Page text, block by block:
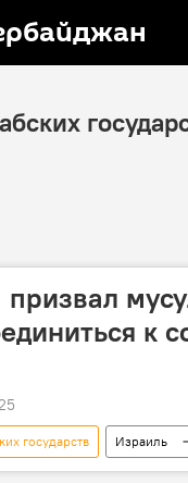
к
государств Израиль
Арабские